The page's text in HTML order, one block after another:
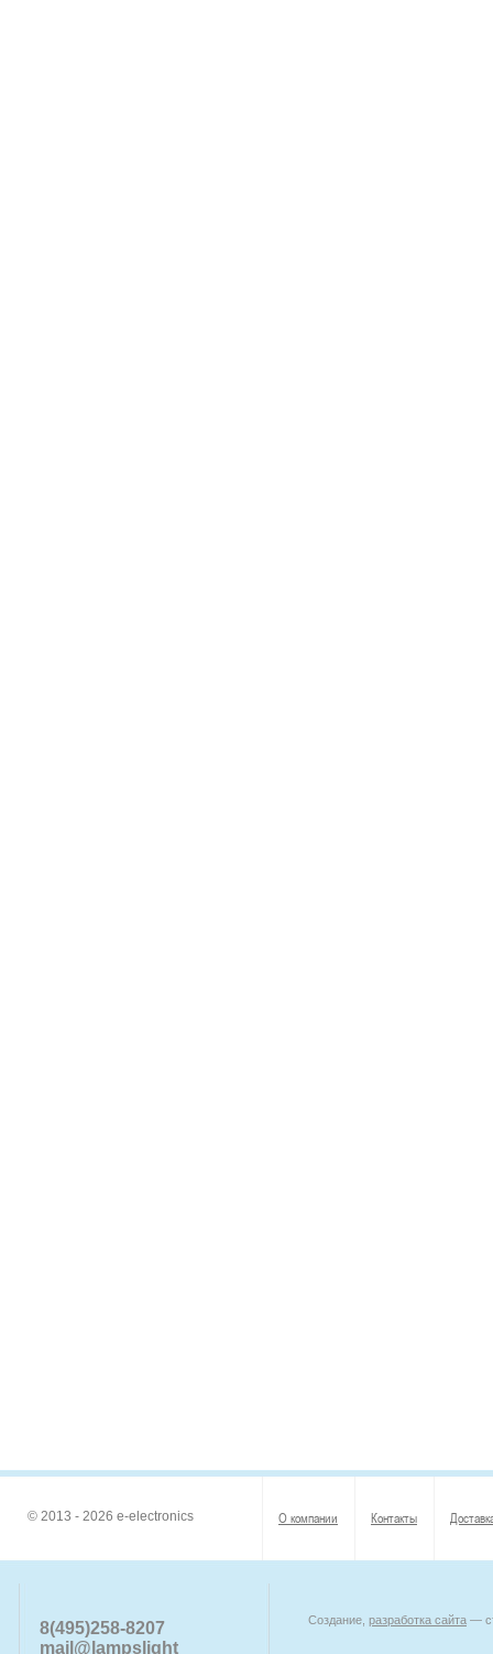
Создание, разработка сайта —
© 2013 - 2026 e-electronics О компании Контакты
8(495)258-8207
mail@lampslight